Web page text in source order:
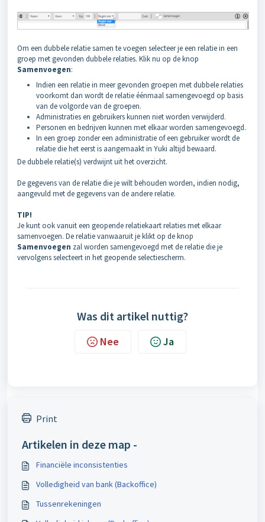
Om een dubbele relatie samen te voegen selecteer je een relatie in een
groep met gevonden dubbele relaties. Klik nu op de knop
Samenvoegen:
Indien een relatie in meer gevonden groepen met dubbele relaties
voorkomt dan wordt de relatie éénmaal samengevoegd op basis
van de volgorde van de groepen.
Administraties en gebruikers kunnen niet worden verwijderd.
Personen en bedrijven kunnen met elkaar worden samengevoegd.
In een groep zonder een administratie of een gebruiker wordt de
relatie die het eerst is aangemaakt in Yuki altijd bewaard.
De dubbele relatie(s) verdwijnt uit het overzicht.
De gegevens van de relatie die je wilt behouden worden, indien nodig,
aangevuld met de gegevens van de andere relatie.
TIP!
Je kunt ook vanuit een geopende relatiekaart relaties met elkaar
samenvoegen. De relatie vanwaaruit je klikt op de knop
Samenvoegen zal worden samengevoegd met de relatie die je
vervolgens selecteert in het geopende selectiescherm.
Was dit artikel nuttig?
Nee Ja
Print
Artikelen in deze map -
Financiële inconsistenties
Volledigheid van bank (Backoffice)
Tussenrekeningen